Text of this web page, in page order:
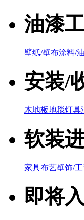
油漆
壁纸/壁布涂料/
安装/
木地板地毯灯具
软装
家具布艺壁饰/
即将